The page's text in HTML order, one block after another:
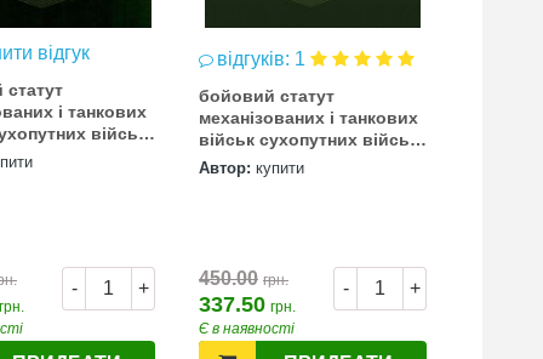
відгук
і танкових
військ
2 Батальйон,
- +
грн.
відгуків: 1
бойовий статут
механізованих і танкових
військ сухопутних військ
ЗСУ частина 3 взвод
відділення екіп
Автор: купити
- +
450.00 грн.
337.50 грн.
Є в наявності